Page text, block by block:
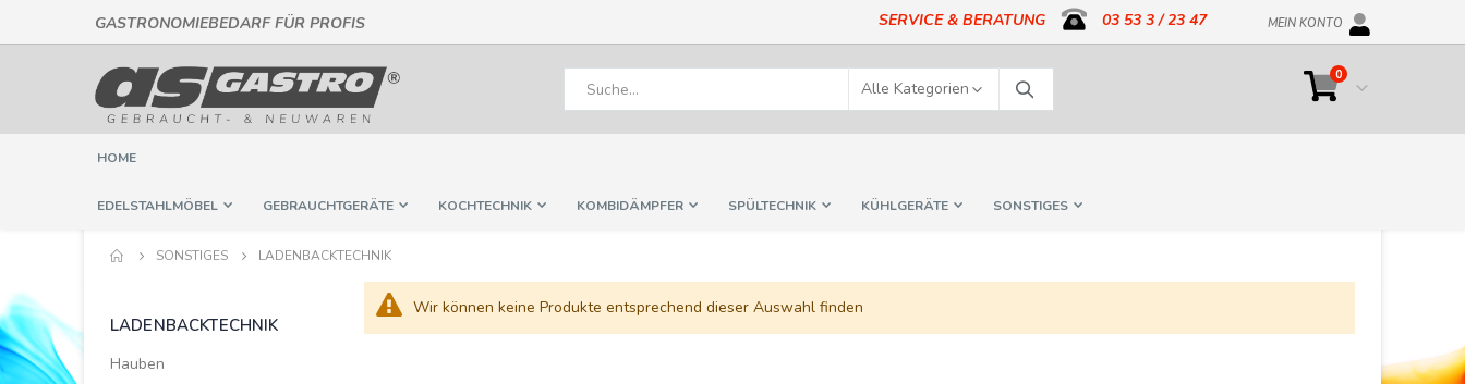
GASTRONOMIEBEDARF FÜR PROFIS
zum
Inhalt
SERVICE & BERATUNG 03 53 3 / 23 47 MEIN KONTO
Cart
0Artikel
Suche
HOME
EDELSTAHLMÖBEL GEBRAUCHTGERÄTE KOCHTECHNIK KOMBIDÄMPFER SPÜLTECHNIK KÜHLGERÄTE SONSTIGES
SONSTIGES LADENBACKTECHNIK
Wir können keine Produkte entsprechend dieser Auswahl finden
LADENBACKTECHNIK
Hauben